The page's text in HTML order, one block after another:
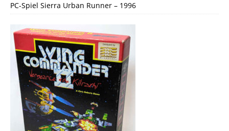
PC-Spiel Sierra Urban Runner – 1996